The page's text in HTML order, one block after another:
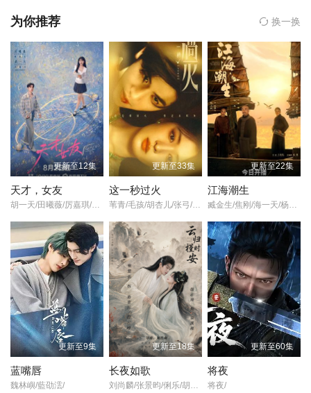
第19集 第20集 第21集
第22集 第23集已完结
孟子叶
魏子千
主演,
张军安
周会永
橙子
石海天
导演的《深渊 (2026)》在线观看,《深渊 (2026)》百度云网盘资源
以及《深渊 (2026)》高清mp4迅雷下载，希望您能喜欢！
在铜江市，短短三个月内连续爆发了三起恶性案件：先是游客在城
郊大黑山发现了江中漂浮着的残臂；随后，大学生路阳在家中不明
原因死亡；紧接着，市青年企业家叶启明遭遇车祸不幸身亡。市局
刑侦科的女刑警蒋梅与刚从省厅调来的沈峰奉命侦破这一系列案
件。随着调查的艰难推进，案件背后残忍的杀戮、深藏的爱恨情仇
以及错综复杂的关系渐渐显现，而血案背后的缘由也折射出物欲诱
惑与扭曲心灵之间无法割裂的因果联系。
为你推荐 换一换
更新至12集
天才，女友
胡一天/田曦薇/厉嘉琪/夏浩然/邬家楷/赖伟明/李佑川/安沺/孙梦秋/
更新至33集
这一秒过火
苇青/毛孩/胡杏儿/张弓/吴莫愁/沙宝亮/王楚然/付辛博/斓曦/金俊秀/康可人/刘令姿/张凌赫/陈欣予/鹿骐/徐振轩/陈东阳/鹤秋/黄博远/王籽苏/
更新至22集
江海潮生
臧金生/焦刚/海一天/杨立新/辛鹏/黑子/郝平/刘佳/陈乔恩/刘向京/沈保平/秦天宇/何中华/焉栩嘉/董勇/仁龙/何冰/丁柳元/周征波/谭洋/王鸥/毕彦君/张喜前/徐僧/刘蕾/王建新/张风/李佳宁/侯析焱/
更新至9集
蓝嘴唇
魏林嶼/藍劭澐/
更新至18集
长夜如歌
更新至60集
将夜
将夜/